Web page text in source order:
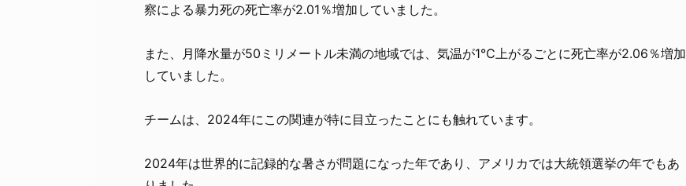
察による暴力死の死亡率が2.01％増加していました。
また、月降水量が50ミリメートル未満の地域では、気温が1℃上がるごとに死亡率が2.06％増加
していました。
チームは、2024年にこの関連が特に目立ったことにも触れています。
2024年は世界的に記録的な暑さが問題になった年であり、アメリカでは大統領選挙の年でもあ